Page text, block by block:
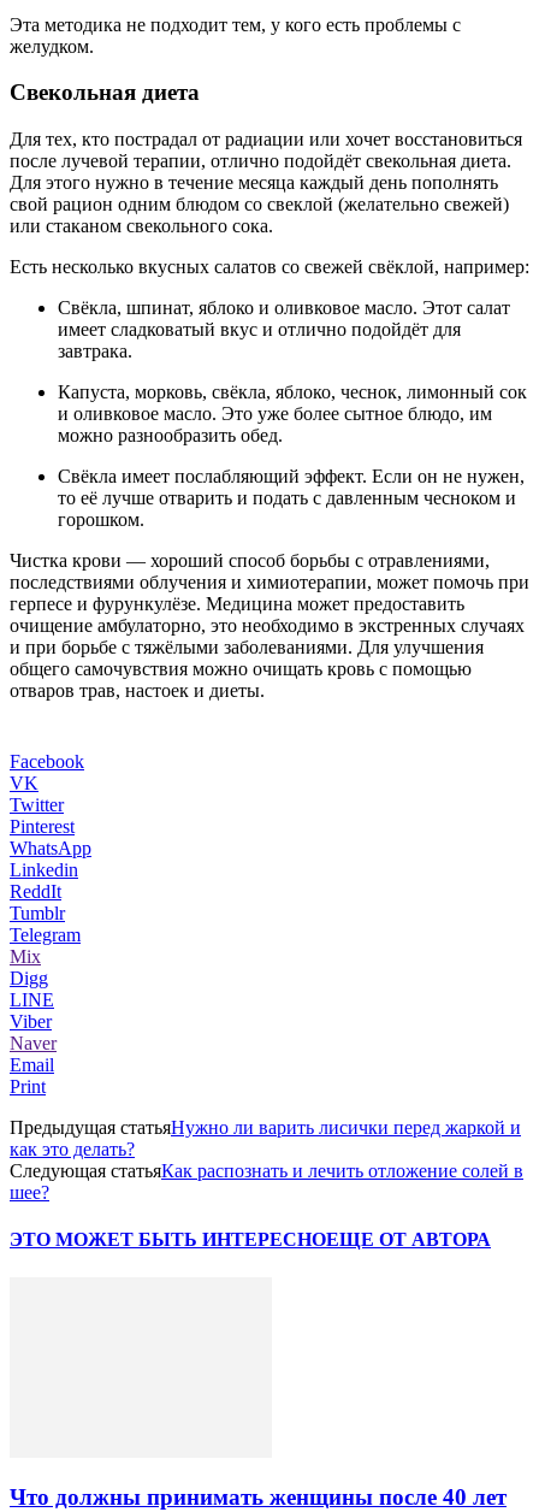
Эта методика не подходит тем, у кого есть проблемы с
желудком.
Свекольная диета
Для тех, кто пострадал от радиации или хочет восстановиться
после лучевой терапии, отлично подойдёт свекольная диета.
Для этого нужно в течение месяца каждый день пополнять
свой рацион одним блюдом со свеклой (желательно свежей)
или стаканом свекольного сока.
Есть несколько вкусных салатов со свежей свёклой, например:
Свёкла, шпинат, яблоко и оливковое масло. Этот салат
имеет сладковатый вкус и отлично подойдёт для
завтрака.
Капуста, морковь, свёкла, яблоко, чеснок, лимонный сок
и оливковое масло. Это уже более сытное блюдо, им
можно разнообразить обед.
Свёкла имеет послабляющий эффект. Если он не нужен,
то её лучше отварить и подать с давленным чесноком и
горошком.
Чистка крови — хороший способ борьбы с отравлениями,
последствиями облучения и химиотерапии, может помочь при
герпесе и фурункулёзе. Медицина может предоставить
очищение амбулаторно, это необходимо в экстренных случаях
и при борьбе с тяжёлыми заболеваниями. Для улучшения
общего самочувствия можно очищать кровь с помощью
отваров трав, настоек и диеты.
Facebook
VK
Twitter
Pinterest
WhatsApp
Linkedin
ReddIt
Tumblr
Telegram
Mix
Digg
LINE
Viber
Naver
Email
Print
Предыдущая статьяНужно ли варить лисички перед жаркой и
как это делать?
Следующая статьяКак распознать и лечить отложение солей в
шее?
ЭТО МОЖЕТ БЫТЬ ИНТЕРЕСНОЕЩЕ ОТ АВТОРА
Что должны принимать женщины после 40 лет